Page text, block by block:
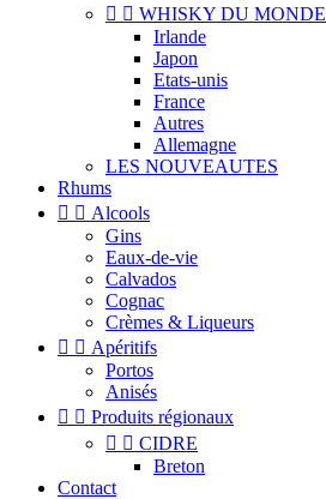
  WHISKY DU MONDE
Irlande
Japon
Etats-unis
France
Autres
Allemagne
LES NOUVEAUTES
Rhums
  Alcools
Gins
Eaux-de-vie
Calvados
Cognac
Crèmes & Liqueurs
  Apéritifs
Portos
Anisés
  Produits régionaux
  CIDRE
Breton
Contact